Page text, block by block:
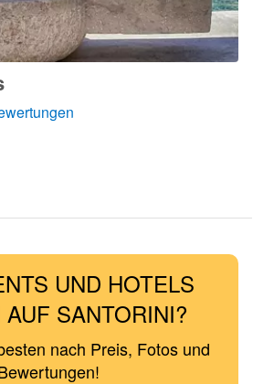
UND HOTELS
SANTORINI?
nach Preis, Fotos und